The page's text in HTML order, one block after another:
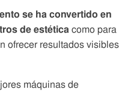
se ha convertido en
de estéticacomo para
ofrecer resultados visibles
máquinas de